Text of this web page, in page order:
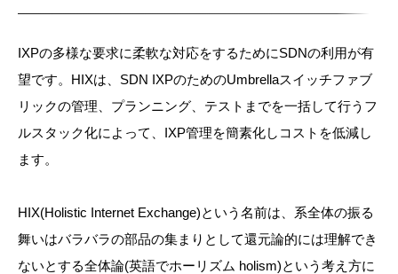
IXPの多様な要求に柔軟な対応をするためにSDNの利用が有
望です。HIXは、SDN IXPのためのUmbrellaスイッチファブ
リックの管理、プランニング、テストまでを一括して行うフ
ルスタック化によって、IXP管理を簡素化しコストを低減し
ます。
HIX(Holistic Internet Exchange)という名前は、系全体の振る
舞いはバラバラの部品の集まりとして還元論的には理解でき
ないとする全体論(英語でホーリズム holism)という考え方に